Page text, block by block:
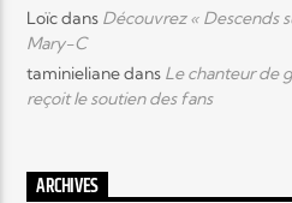
Loïcdans Découvrez « Descends
Mary-C
taminielianedans Le chanteur de
reçoit le soutien des fans
ARCHIVES